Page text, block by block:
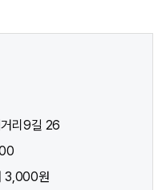
리9길 26
3,000원